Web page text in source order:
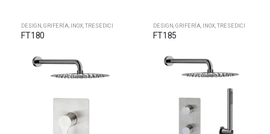
DESIGN GRIFERÍA INOX TRESEDICI
FT180
DESIGN GRIFERÍA INOX TRESEDICI
FT185